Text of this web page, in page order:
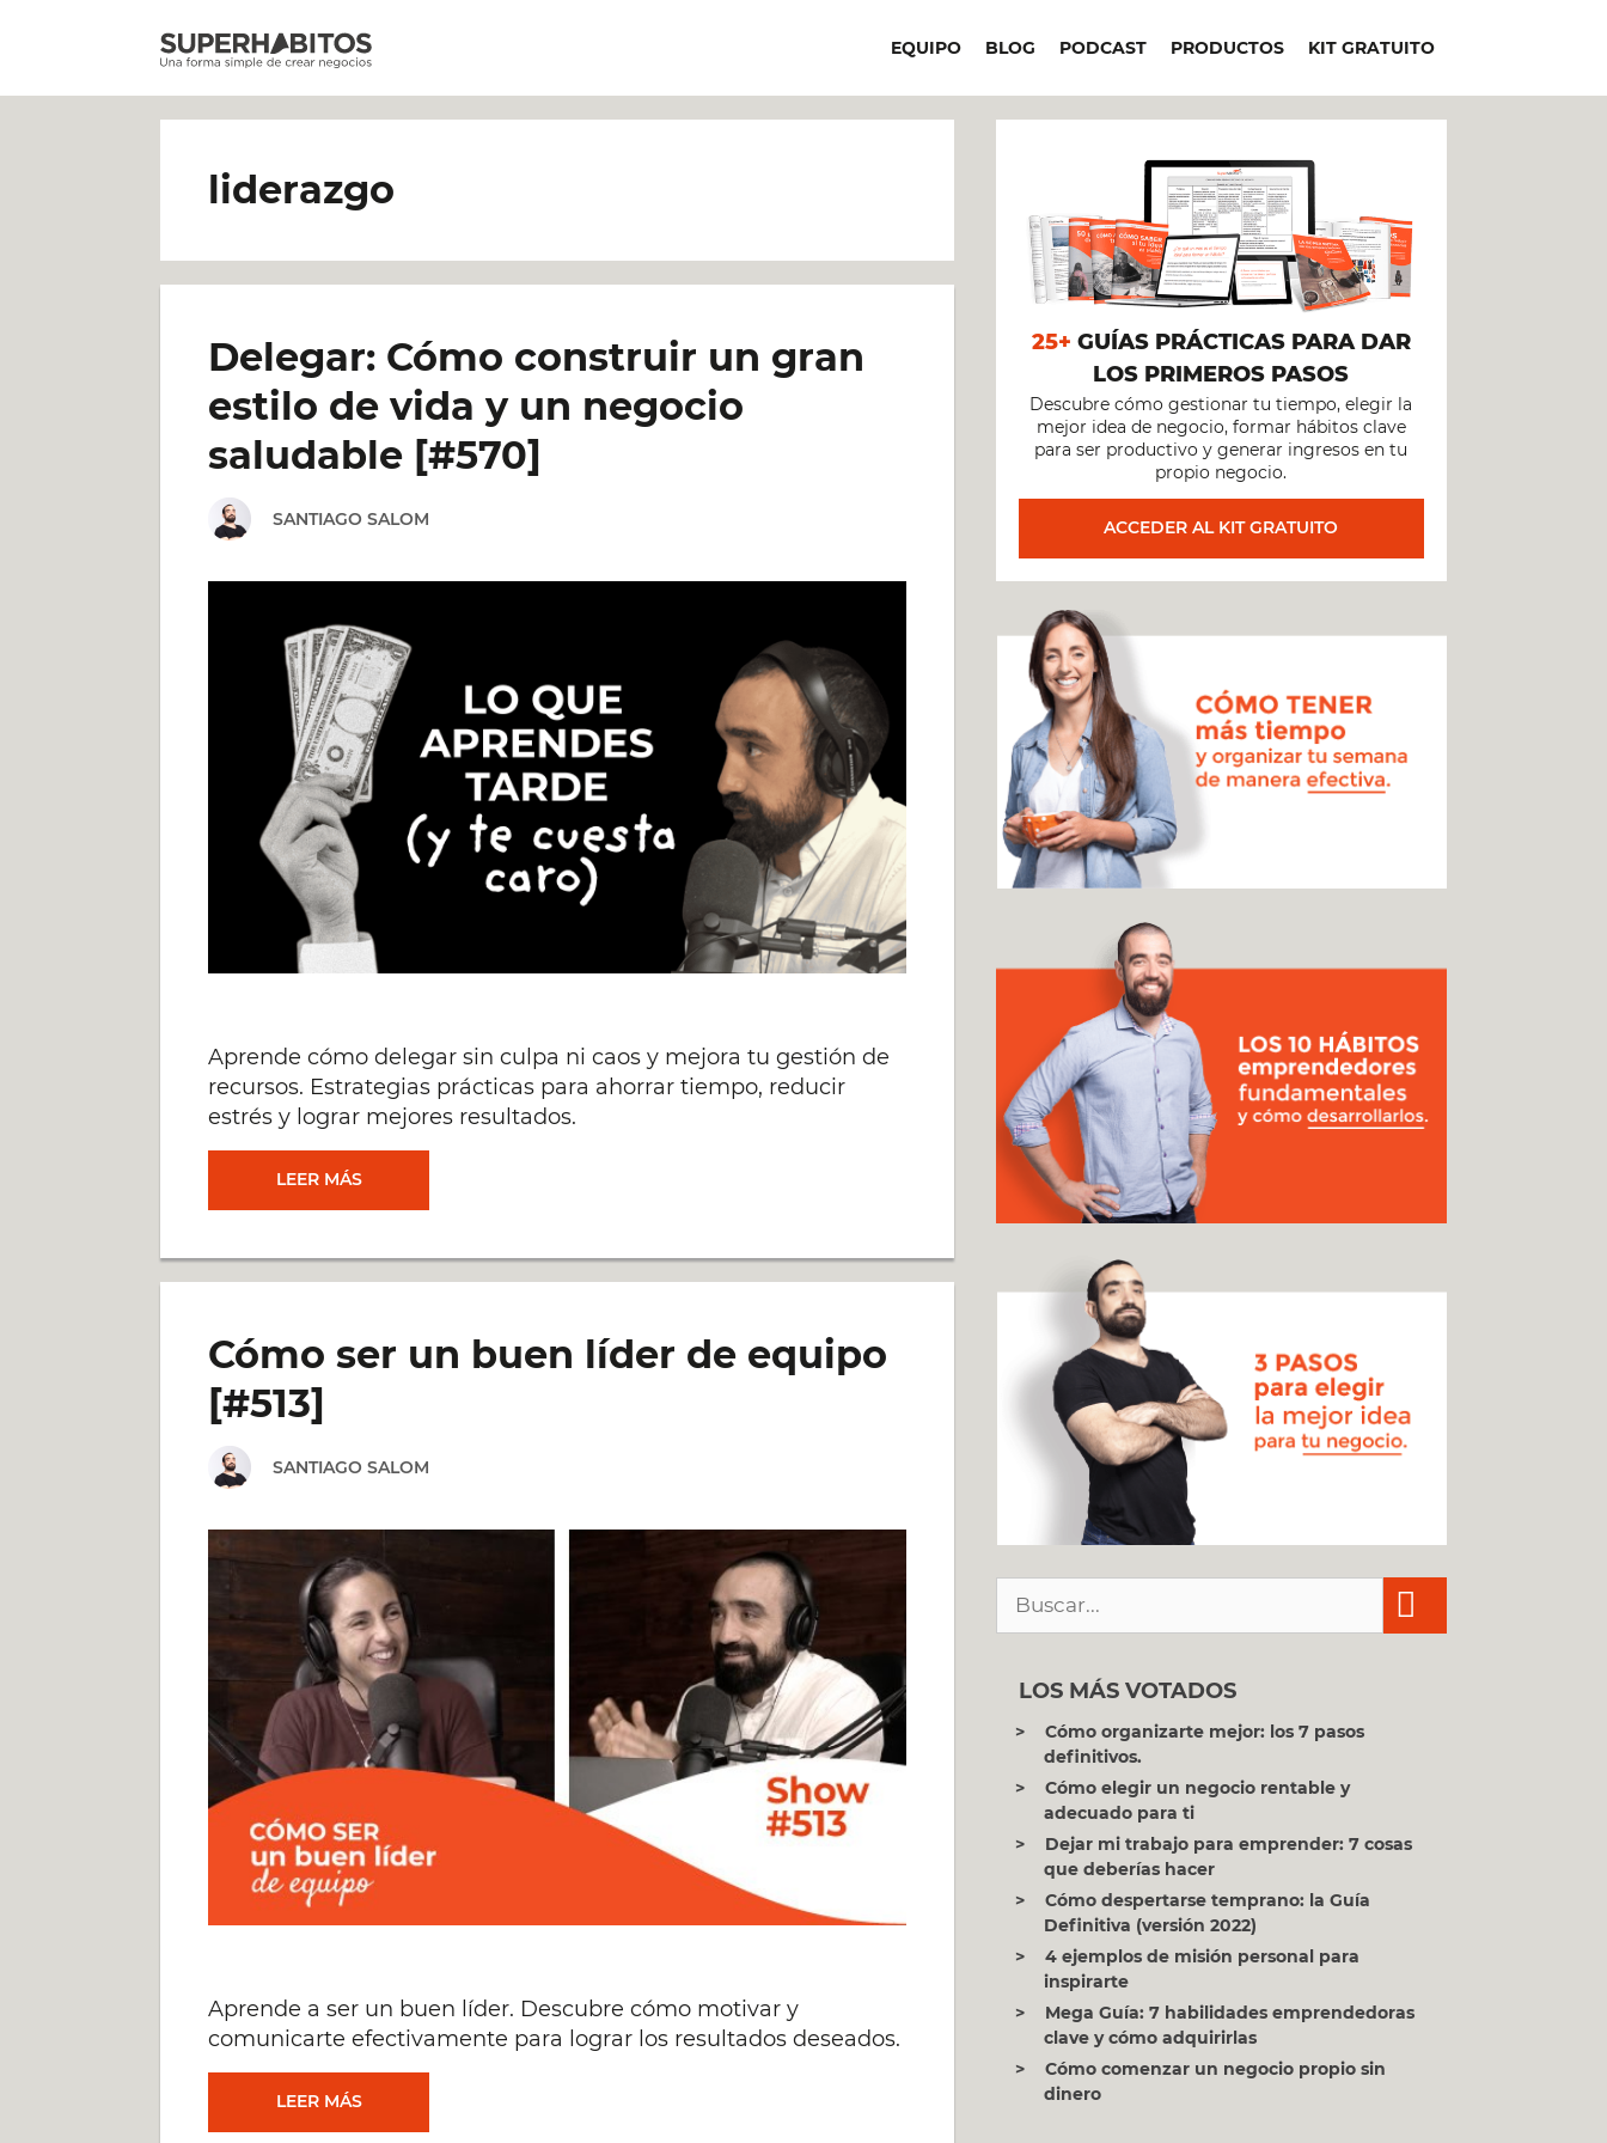
EQUIPO BLOG PODCAST PRODUCTOS KIT GRATUITO
liderazgo
Delegar: Cómo construir un gran
estilo de vida y un negocio
saludable [#570]
SANTIAGO SALOM
Aprende cómo delegar sin culpa ni caos y mejora tu gestión de
recursos. Estrategias prácticas para ahorrar tiempo, reducir
estrés y lograr mejores resultados.
LEER MÁSDELEGAR:
UN
ESTILO
DE
VIDA
Y
UN
NEGOCIO
SALUDABLE
[#570]
Cómo ser un buen líder de equipo
[#513]
SANTIAGO SALOM
Aprende a ser un buen líder. Descubre cómo motivar y
comunicarte efectivamente para lograr los resultados deseados.
LEER MÁSCÓMO
25+ GUÍAS PRÁCTICAS PARA DAR
LOS PRIMEROS PASOS
Descubre cómo gestionar tu tiempo, elegir la
mejor idea de negocio, formar hábitos clave
para ser productivo y generar ingresos en tu
propio negocio.
ACCEDER AL KIT GRATUITO
LOS MÁS VOTADOS
Cómo organizarte mejor: los 7 pasos
definitivos.
Cómo elegir un negocio rentable y
adecuado para ti
Dejar mi trabajo para emprender: 7 cosas
que deberías hacer
Cómo despertarse temprano: la Guía
Definitiva (versión 2022)
4 ejemplos de misión personal para
inspirarte
Mega Guía: 7 habilidades emprendedoras
clave y cómo adquirirlas
Cómo comenzar un negocio propio sin
dinero